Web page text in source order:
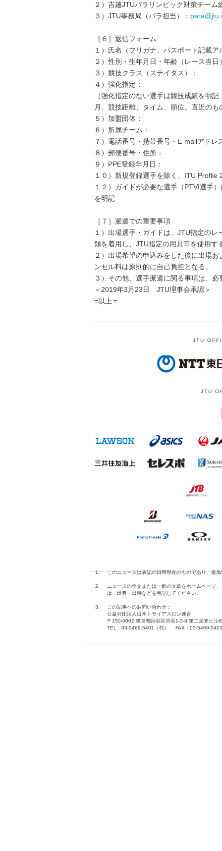
２）吉越JTUパラリンピック対策チーム
３）JTU事務局（パラ担当）：
［６］返信フォーム
１）氏名（フリガナ、パスポート記載
２）性別・生年月日・年齢（レース当日
３）競技クラス（ステイタス）：
４）強化指定：
（強化指定のない選手は競技成績を明
月、競技距離、タイム、順位。直近の
５）加盟団体：
６）所属チーム：
７）電話番号・携帯番号・E-mailアドレ
８）郵便番号・住所：
９）PPE登録年月日：
１０）新規登録選手を除く、ITU Profile
１２）ガイドが必要な選手（PTVI選手
を明記
［７］派遣での重要事項
１）出場選手・ガイドは、JTU指定の
類を着用し、JTU指定の用具等を使用す
２）出場希望の申込みをした後に出場
ンセル料は原則的に自己負担となる。
３）その他、選手派遣に関る事項は、
＜2019年3月23日 JTU理事会承認＞
=以上＝
JTU
JTU
1. このニュースは表記の日時現在のものであり、追
2.
ニュースの全文または一部の文章をホームページ
は、出典・日時などを明記してください。
3.
この記事へのお問い合わせ：
公益社団法人日本トライアスロン連合
〒150-0002 東京都渋谷区渋谷1-3-8 第二栄来ビル
TEL：03-5469-5401（代） FAX：03-5469-